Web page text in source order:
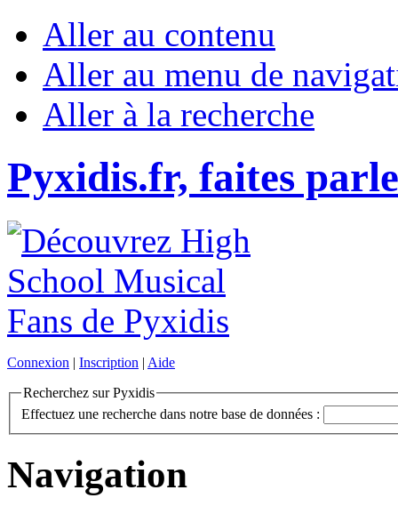
Aller au contenu
Aller au menu de
Aller à la recherche
Pyxidis.fr, faites
Connexion | Inscription | Aide
Recherchez sur Pyxidis
Effectuez une recherche dans notre base de données :
Navigation